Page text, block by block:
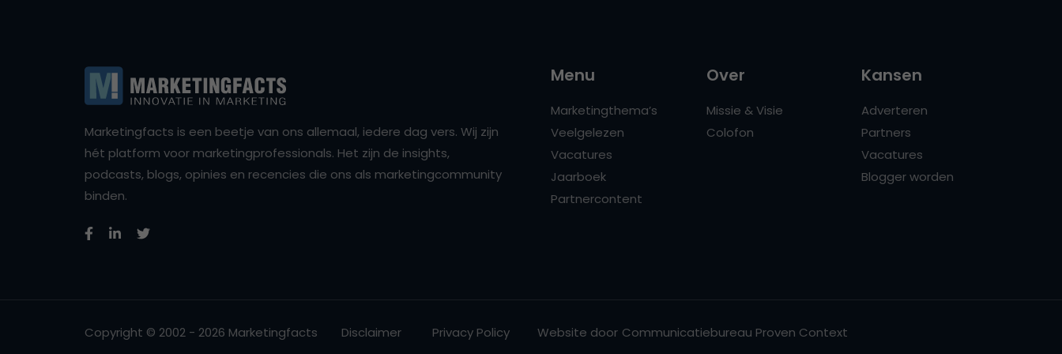
Marketingfacts is een beetje van ons allemaal, iedere dag vers. Wij zijn
hét platform voor marketingprofessionals. Het zijn de insights,
podcasts, blogs, opinies en recencies die ons als marketingcommunity
binden.
Menu
Marketingthema’s
Veelgelezen
Vacatures
Jaarboek
Partnercontent
Over
Missie & Visie
Colofon
Kansen
Adverteren
Partners
Vacatures
Blogger worden
Copyright © 2002 - 2026 Marketingfacts Disclaimer Privacy Policy Website door Communicatiebureau Proven Context